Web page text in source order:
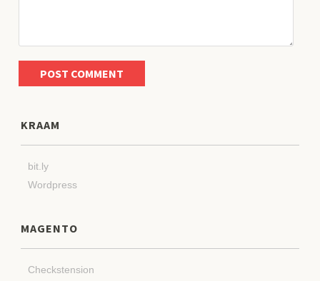
KRAAM
bit.ly
Wordpress
MAGENTO
Checkstension